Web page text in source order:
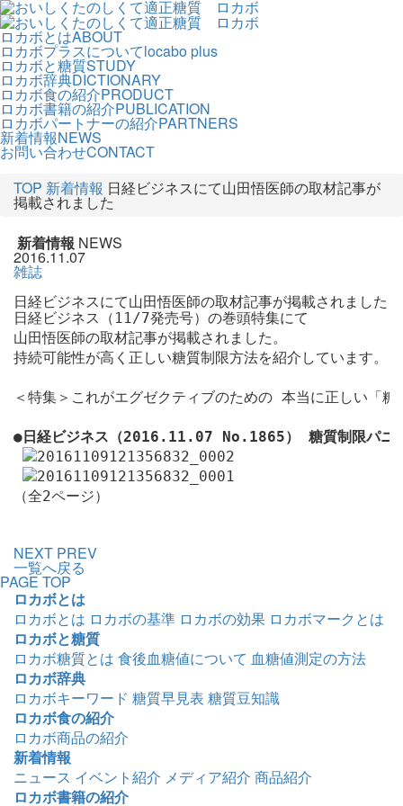
ロカボとはABOUT
ロカボプラスについてlocabo plus
ロカボと糖質STUDY
ロカボ辞典DICTIONARY
ロカボ食の紹介PRODUCT
ロカボ書籍の紹介PUBLICATION
ロカボパートナーの紹介PARTNERS
新着情報NEWS
お問い合わせCONTACT
TOP 新着情報 日経ビジネスにて山田悟医師の取材記事が
掲載されました
新着情報 NEWS
2016.11.07
雑誌
日経ビジネスにて山田悟医師の取材記事が掲載されました
日経ビジネス（11/7発売号）の巻頭特集にて
山田悟医師の取材記事が掲載されました。
持続可能性が高く正しい糖質制限方法を紹介しています。
＜特集＞これがエグゼクティブのための 本当に正しい「糖
●日経ビジネス（2016.11.07 No.1865） 糖質制限パニ
（全2ページ）
NEXT PREV
一覧へ戻る
PAGE TOP
ロカボとは
ロカボとは ロカボの基準 ロカボの効果 ロカボマークとは
ロカボと糖質
ロカボ糖質とは 食後血糖値について 血糖値測定の方法
ロカボ辞典
ロカボキーワード 糖質早見表 糖質豆知識
ロカボ食の紹介
ロカボ商品の紹介
新着情報
ニュース イベント紹介 メディア紹介 商品紹介
ロカボ書籍の紹介